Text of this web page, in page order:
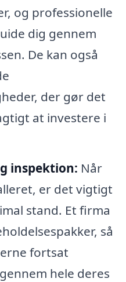
og professionelle
dig gennem
De kan også
der gør det
at investere i
inspektion: Når
er det vigtigt
stand. Et firma
så
fortsat
hele deres